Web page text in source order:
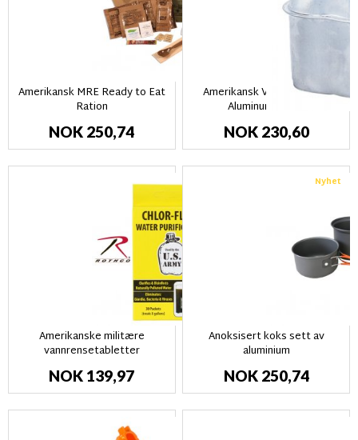
Amerikansk MRE Ready to Eat
Ration
NOK 250,74
Amerikansk Vattenflaska i
Aluminum 1 liter
NOK 230,60
Amerikanske militære
vannrensetabletter
NOK 139,97
Nyhet
Anoksisert koks sett av
aluminium
NOK 250,74